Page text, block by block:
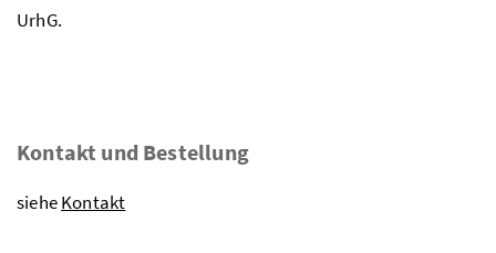
UrhG.
Kontakt und Bestellung
sieheKontakt